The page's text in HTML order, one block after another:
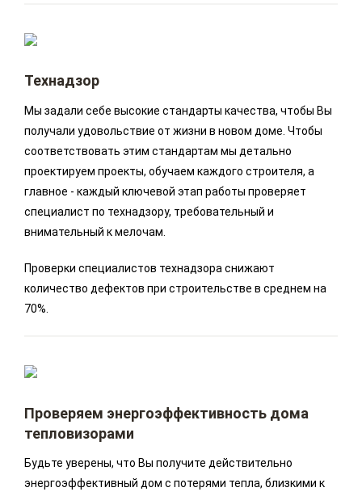
Технадзор
Мы задали себе высокие стандарты качества, чтобы Вы
получали удовольствие от жизни в новом доме. Чтобы
соответствовать этим стандартам мы детально
проектируем проекты, обучаем каждого строителя, а
главное - каждый ключевой этап работы проверяет
специалист по технадзору, требовательный и
внимательный к мелочам.
Проверки специалистов технадзора снижают
количество дефектов при строительстве в среднем на
70%.
Проверяем энергоэффективность дома
тепловизорами
Будьте уверены, что Вы получите действительно
энергоэффективный дом с потерями тепла, близкими к